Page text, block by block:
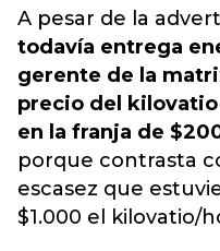
A pesar de la
todavía entrega
gerente de la
precio del
en la franja de
porque contrasta
escasez que
$1.000 el kilovatio/